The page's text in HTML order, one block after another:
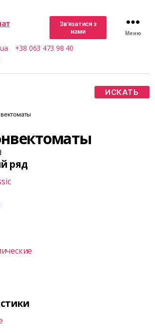
Зв’язатися з
нами
+38 063 473 98 40
Меню
ряд